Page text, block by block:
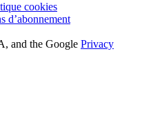
cookies
d’abonnement
and the Google Privacy